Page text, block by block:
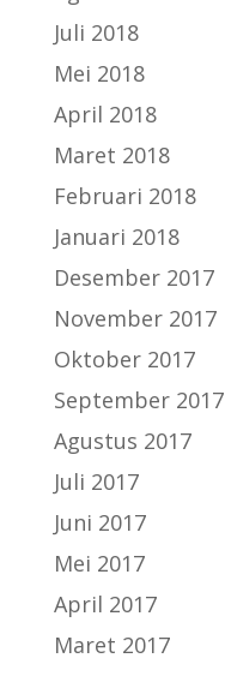
Juli 2018
Mei 2018
April 2018
Maret 2018
Februari 2018
Januari 2018
Desember 2017
November 2017
Oktober 2017
September 2017
Agustus 2017
Juli 2017
Juni 2017
Mei 2017
April 2017
Maret 2017